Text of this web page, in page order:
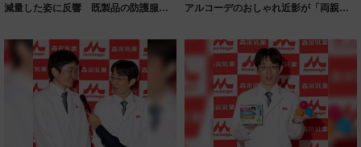
減量した姿に反響 既製品の防護服が
アルコーデのおしゃれ近影が「両親の